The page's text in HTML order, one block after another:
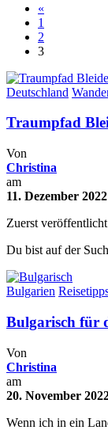
«
1
2
3
Deutschland
Traumpfad
Von
Christina
am
11. Dezember 2022
Zuerst
Du bist auf der
Bulgarien
Bulgarisch für
Von
Christina
am
20. November
Wenn ich in ein